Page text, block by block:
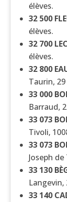
élèves.
32 500
élèves.
32 700
élèves.
32 800
Taurin, 29
33 000
Barraud,
33 073
Tivoli,
33 073
Joseph
33 130
Langevin,
33 140